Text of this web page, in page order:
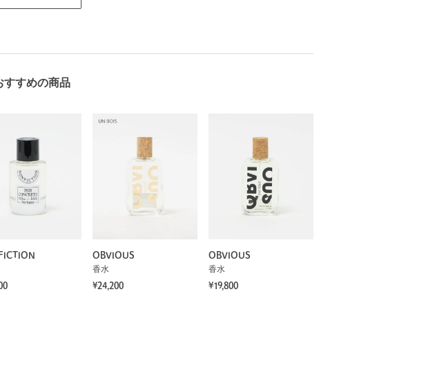
すすめの商品
OBVIOUS
香水
¥24,200
OBVIOUS
香水
¥19,800